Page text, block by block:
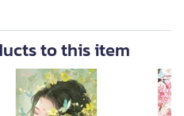
to this item